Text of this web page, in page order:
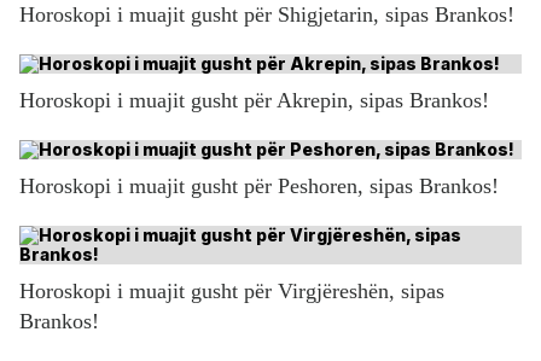
Horoskopi i muajit gusht për Shigjetarin, sipas Brankos!
Horoskopi i muajit gusht për Akrepin, sipas Brankos!
Horoskopi i muajit gusht për Peshoren, sipas Brankos!
Horoskopi i muajit gusht për Virgjëreshën, sipas
Brankos!